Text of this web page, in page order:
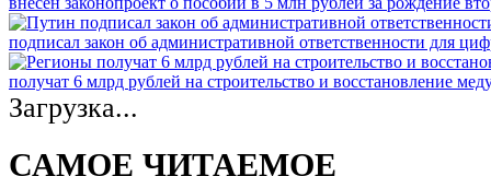
подписал закон об административной ответственности для
получат 6 млрд рублей на строительство и восстановление
Загрузка...
САМОЕ ЧИТАЕМОЕ